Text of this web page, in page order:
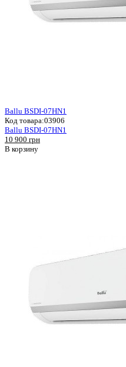
Ballu BSDI-07HN1
Код товара:03906
Ballu BSDI-07HN1
10 900 грн
В корзину